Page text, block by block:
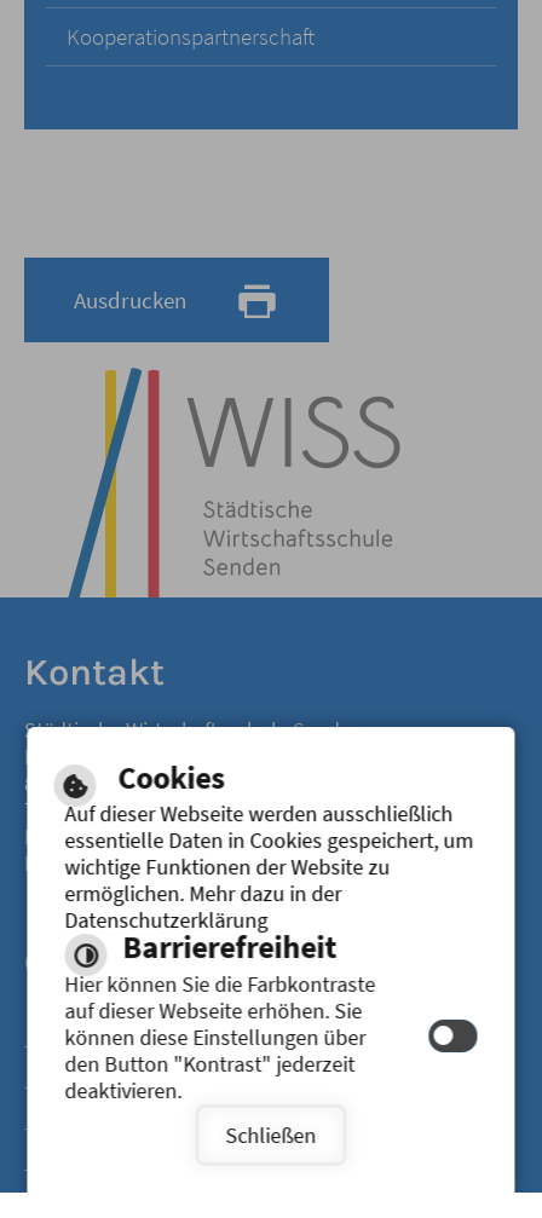
Kooperationspartnerschaft
Ausdrucken
Kontakt
Städtische Wirtschaftsschule Senden
Lange Straße 45
89250 Senden
Tel.: 07307 945-3710
Fax.: 07307 945-3745
E-Mail: verwaltung@wiss-senden.de
Öffnungszeiten
Uhrzeit
Montag
07:30-13:00 Uhr
07:30-13:00 Uhr
Cookies
Auf dieser Webseite werden ausschließlich
essentielle Daten in Cookies gespeichert, um
wichtige Funktionen der Website zu
ermöglichen. Mehr dazu in der
Datenschutzerklärung
Barrierefreiheit
Hier können Sie die Farbkontraste
auf dieser Webseite erhöhen. Sie
können diese Einstellungen über
den Button "Kontrast" jederzeit
deaktivieren.
Schließen